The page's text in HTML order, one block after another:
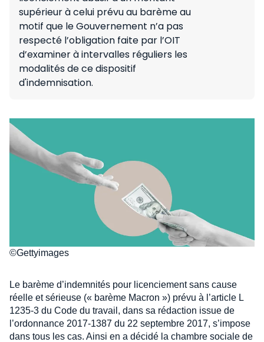
supérieur à celui prévu au barème au
motif que le Gouvernement n’a pas
respecté l’obligation faite par l’OIT
d’examiner à intervalles réguliers les
modalités de ce dispositif
d'indemnisation.
©Gettyimages
Le barème d’indemnités pour licenciement sans cause
réelle et sérieuse (« barème Macron ») prévu à l’article L
1235-3 du Code du travail, dans sa rédaction issue de
l’ordonnance 2017-1387 du 22 septembre 2017, s’impose
dans tous les cas. Ainsi en a décidé la chambre sociale de